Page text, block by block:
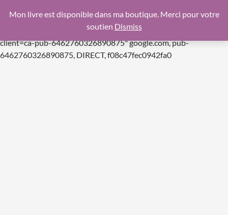
f08c47fec0942fa0
https://pagead2.googlesyndication.com/pagead/js/
client=ca-pub-6462760326890875"google.com, pub-
6462760326890875, DIRECT, f08c47fec0942fa0Aller
Mon livre est disponible dans ma boutique. Merci pour votre
soutien Dismiss